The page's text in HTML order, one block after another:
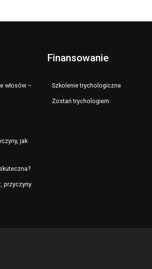
włosów –
jak
przyczyny
Finansowanie
Szkolenie trychologiczne
Zostań trychologiem